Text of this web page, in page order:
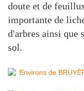
doute et de
importante de
d'arbres ainsi que
sol.